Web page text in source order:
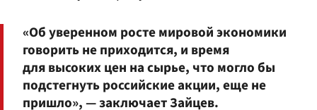
«Об уверенном росте мировой экономики
говорить не приходится, и время
для высоких цен на сырье, что могло бы
подстегнуть российские акции, еще не
пришло», — заключает Зайцев.